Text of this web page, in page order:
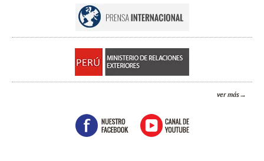
ver más